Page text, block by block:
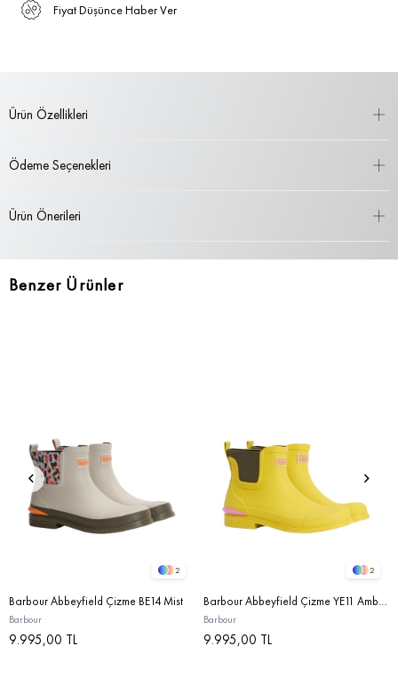
Fiyat Düşünce Haber Ver
Ürün Özellikleri
Ödeme Seçenekleri
Ürün Önerileri
Benzer Ürünler
2
Barbour Abbeyfield Çizme BE14 Mist
Barbour
9.995,00 TL
2
Barbour Abbeyfield Çizme YE11 Amber Haze
Barbour
9.995,00 TL